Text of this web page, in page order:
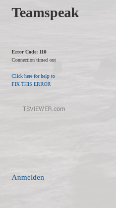
Teamspeak
Error Code: 110
Connection timed out
Click here for help to
FIX THIS ERROR
Anmelden